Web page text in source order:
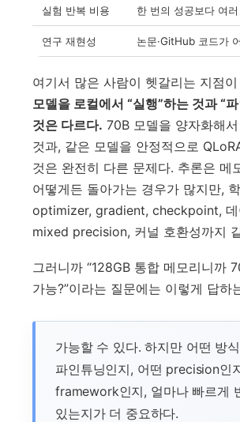
실험 반복 비용 한 번의 성공보다 여
연구 재현성 논문·GitHub 코드가
여기서 많은 사람이 헷갈리는 지점
모델을 로컬에서 “실행”하는 것과 “
것은 다르다. 70B 모델을 양자화해
것과, 같은 모델을 안정적으로
것은 완전히 다른 문제다. 추론은 메
어떻게든 돌아가는 경우가 많지만,
optimizer, gradient, checkpoint, 데
mixed precision, 커널 호환성까지
그러니까 “128GB 통합 메모리니까
가능?”이라는 질문에는 이렇게 답하
가능할 수 있다. 하지만 어떤 방
파인튜닝인지, 어떤 precision인
framework인지, 얼마나 빠르게
있는지가 더 중요하다.